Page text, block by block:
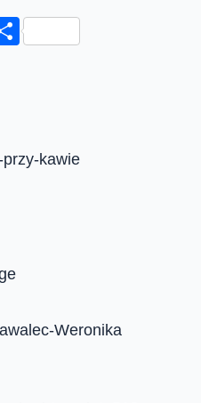
Share
kawie
Weronika